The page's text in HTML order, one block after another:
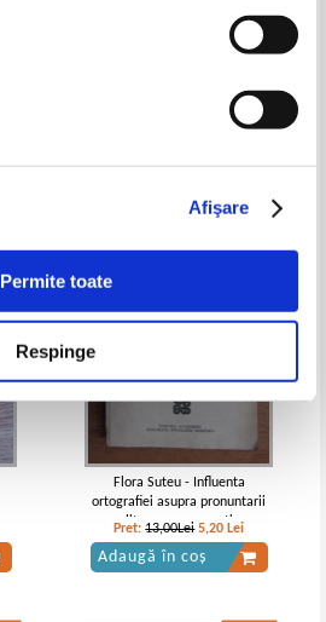
Afişare
Permite toate
Respinge
exprimarea corecta
Lei
Flora Suteu - Influenta
ortografiei asupra pronuntarii
literare romanesti
Pret:13,00Lei 5,20 Lei
Adaugă în coș